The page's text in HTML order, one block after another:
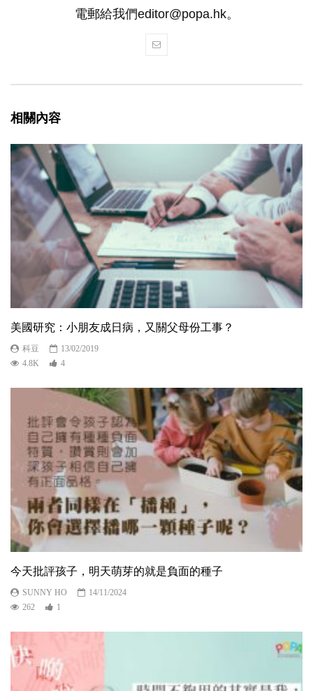
電郵給我們editor@popa.hk。
相關內容
美國研究：小朋友成日病，又關父母份工事？
科豆
13/02/2019
4.8K
4
今天批評孩子，明天萌芽的就是負面的種子
SUNNY HO
14/11/2024
262
1